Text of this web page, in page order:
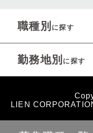
職種別 に探す
勤務地別 に探す
LIEN